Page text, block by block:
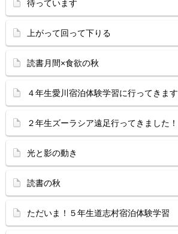
待っています
上がって回って下りる
読書月間×食欲の秋
４年生愛川宿泊体験学習に行ってきます
２年生ズーラシア遠足行ってきました！
光と影の動き
読書の秋
ただいま！５年生道志村宿泊体験学習